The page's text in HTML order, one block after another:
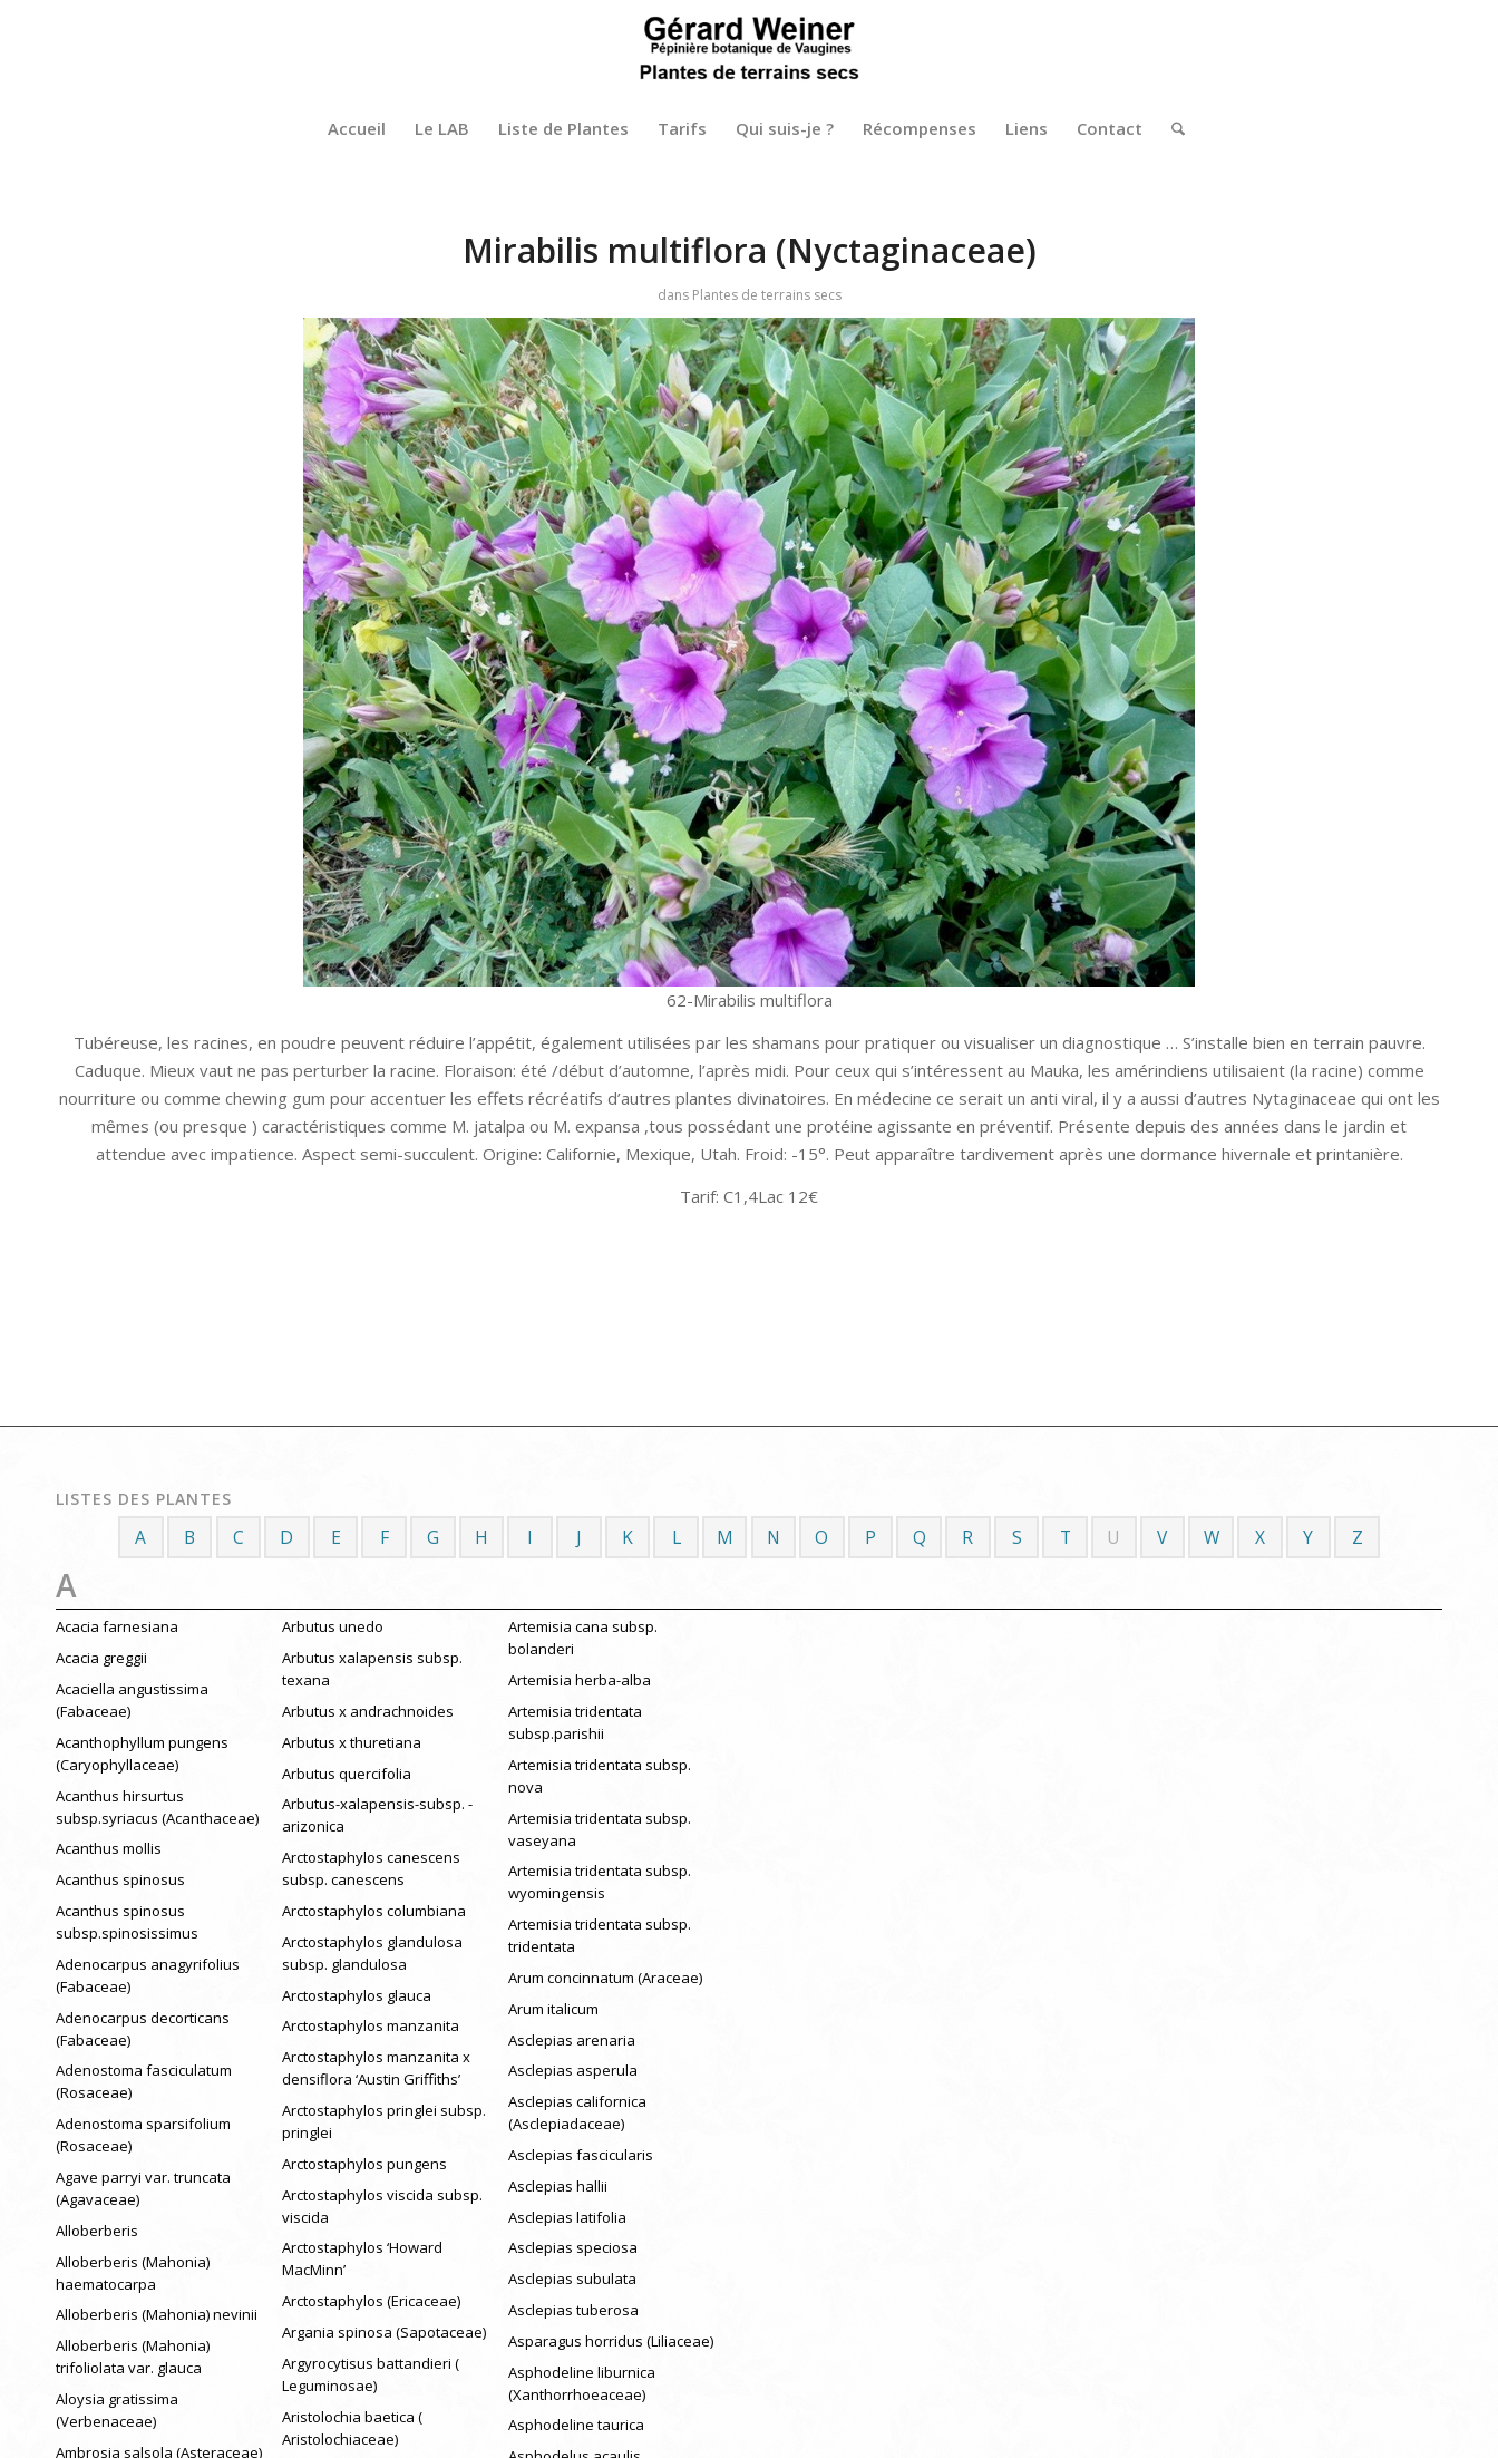
Accueil Le LAB Liste de Plantes Tarifs Qui suis-je ? Récompenses Liens Contact
Mirabilis multiflora (Nyctaginaceae)
dans Plantes de terrains secs
62-Mirabilis multiflora
Tubéreuse, les racines, en poudre peuvent réduire l’appétit, également utilisées par les shamans pour pratiquer ou visualiser un diagnostique … S’installe bien en terrain pauvre.
Caduque. Mieux vaut ne pas perturber la racine. Floraison: été /début d’automne, l’après midi. Pour ceux qui s’intéressent au Mauka, les amérindiens utilisaient (la racine) comme
nourriture ou comme chewing gum pour accentuer les effets récréatifs d’autres plantes divinatoires. En médecine ce serait un anti viral, il y a aussi d’autres Nytaginaceae qui ont les
mêmes (ou presque ) caractéristiques comme M. jatalpa ou M. expansa ,tous possédant une protéine agissante en préventif. Présente depuis des années dans le jardin et
attendue avec impatience. Aspect semi-succulent. Origine: Californie, Mexique, Utah. Froid: -15°. Peut apparaître tardivement après une dormance hivernale et printanière.
Tarif: C1,4Lac 12€
LISTES DES PLANTES
A B C D E F G H I J K L M N O P Q R S T U V W X Y Z
A
Acacia farnesiana
Acacia greggii
Acaciella angustissima
(Fabaceae)
Acanthophyllum pungens
(Caryophyllaceae)
Acanthus hirsurtus
subsp.syriacus (Acanthaceae)
Acanthus mollis
Acanthus spinosus
Acanthus spinosus
subsp.spinosissimus
Adenocarpus anagyrifolius
(Fabaceae)
Adenocarpus decorticans
(Fabaceae)
Adenostoma fasciculatum
(Rosaceae)
Adenostoma sparsifolium
(Rosaceae)
Agave parryi var. truncata
(Agavaceae)
Alloberberis
Alloberberis (Mahonia)
haematocarpa
Alloberberis (Mahonia) nevinii
Alloberberis (Mahonia)
trifoliolata var. glauca
Aloysia gratissima
(Verbenaceae)
Ambrosia salsola (Asteraceae)
Arbutus unedo
Arbutus xalapensis subsp.
texana
Arbutus x andrachnoides
Arbutus x thuretiana
Arbutus quercifolia
Arbutus-xalapensis-subsp. -
arizonica
Arctostaphylos canescens
subsp. canescens
Arctostaphylos columbiana
Arctostaphylos glandulosa
subsp. glandulosa
Arctostaphylos glauca
Arctostaphylos manzanita
Arctostaphylos manzanita x
densiflora ‘Austin Griffiths’
Arctostaphylos pringlei subsp.
pringlei
Arctostaphylos pungens
Arctostaphylos viscida subsp.
viscida
Arctostaphylos ‘Howard
MacMinn’
Arctostaphylos (Ericaceae)
Argania spinosa (Sapotaceae)
Argyrocytisus battandieri (
Leguminosae)
Aristolochia baetica (
Aristolochiaceae)
Artemisia cana subsp.
bolanderi
Artemisia herba-alba
Artemisia tridentata
subsp.parishii
Artemisia tridentata subsp.
nova
Artemisia tridentata subsp.
vaseyana
Artemisia tridentata subsp.
wyomingensis
Artemisia tridentata subsp.
tridentata
Arum concinnatum (Araceae)
Arum italicum
Asclepias arenaria
Asclepias asperula
Asclepias californica
(Asclepiadaceae)
Asclepias fascicularis
Asclepias hallii
Asclepias latifolia
Asclepias speciosa
Asclepias subulata
Asclepias tuberosa
Asparagus horridus (Liliaceae)
Asphodeline liburnica
(Xanthorrhoeaceae)
Asphodeline taurica